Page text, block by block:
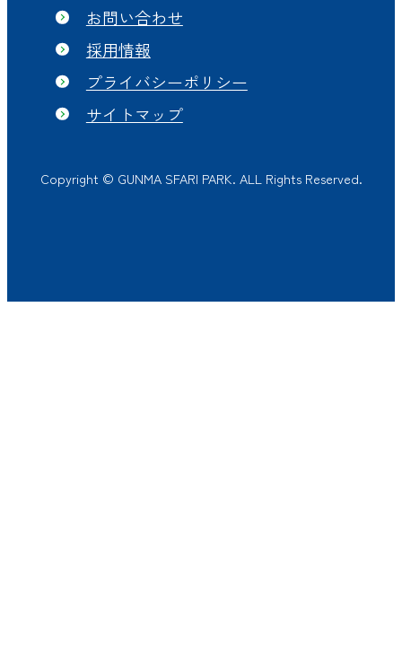
お問い合わせ
採用情報
プライバシーポリシー
サイトマップ
Copyright © GUNMA SFARI PARK. ALL Rights Reserved.